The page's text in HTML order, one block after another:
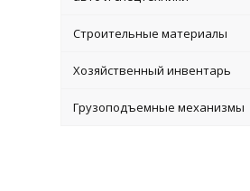
Строительные материалы
Хозяйственный инвентарь
Грузоподъемные механизмы